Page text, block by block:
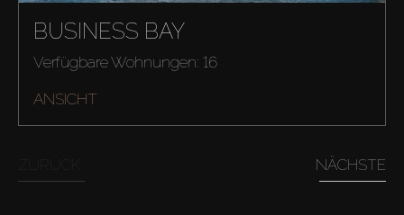
BUSINESS BAY
Verfügbare Wohnungen: 16
ANSICHT
NÄCHSTE